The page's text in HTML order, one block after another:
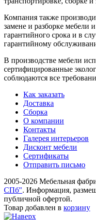
Компания также
замене и разборке мебели
гарантийного срока и в
гарантийному
В производстве мебели
сертифицированные
соблюдаются все
Как заказать
Доставка
Сборка
О компании
Контакты
Галерея интерьеров
Дисконт мебели
Сертификаты
Отправить письмо
2005-2026 Мебельная
СПб". Информация,
публичной офертой.
Товар добавлен в корзину